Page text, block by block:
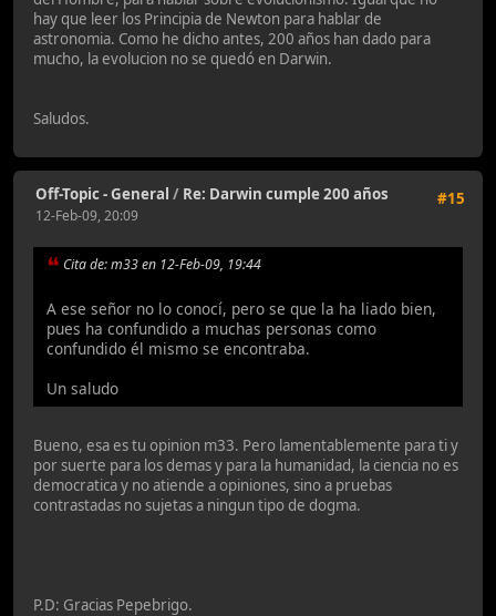
hay que leer los Principia de Newton para hablar de
astronomia. Como he dicho antes, 200 años han dado para
mucho, la evolucion no se quedó en Darwin.
Saludos.
#15
Off-Topic - General / Re: Darwin cumple 200 años
12-Feb-09, 20:09
Cita de: m33 en 12-Feb-09, 19:44
A ese señor no lo conocí, pero se que la ha liado bien,
pues ha confundido a muchas personas como
confundido él mismo se encontraba.
Un saludo
Bueno, esa es tu opinion m33. Pero lamentablemente para ti y
por suerte para los demas y para la humanidad, la ciencia no es
democratica y no atiende a opiniones, sino a pruebas
contrastadas no sujetas a ningun tipo de dogma.
P.D: Gracias Pepebrigo.